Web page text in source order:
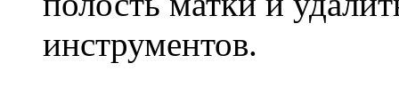
инструментов.